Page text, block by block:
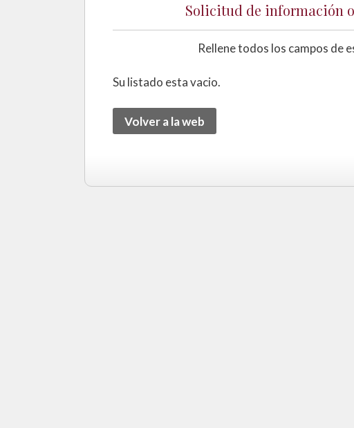
Solicitud de información
Rellene todos los campos de
Su listado esta vacio.
Volver a la web